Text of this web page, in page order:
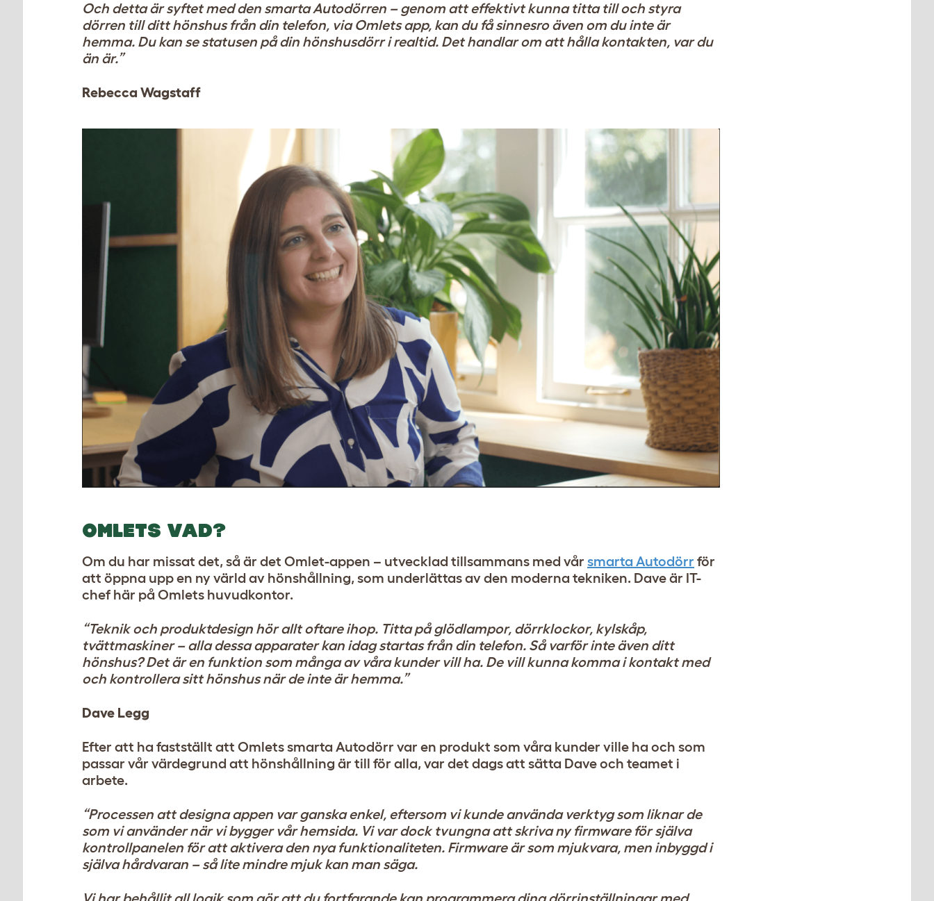
Och detta är syftet med den smarta Autodörren – genom att effektivt kunna titta till och styra
dörren till ditt hönshus från din telefon, via Omlets app, kan du få sinnesro även om du inte är
hemma. Du kan se statusen på din hönshusdörr i realtid. Det handlar om att hålla kontakten, var du
än är.”
Rebecca Wagstaff
OMLETS VAD?
Om du har missat det, så är det Omlet-appen – utvecklad tillsammans med vår smarta Autodörr för
att öppna upp en ny värld av hönshållning, som underlättas av den moderna tekniken. Dave är IT-
chef här på Omlets huvudkontor.
“Teknik och produktdesign hör allt oftare ihop. Titta på glödlampor, dörrklockor, kylskåp,
tvättmaskiner – alla dessa apparater kan idag startas från din telefon. Så varför inte även ditt
hönshus? Det är en funktion som många av våra kunder vill ha. De vill kunna komma i kontakt med
och kontrollera sitt hönshus när de inte är hemma.”
Dave Legg
Efter att ha fastställt att Omlets smarta Autodörr var en produkt som våra kunder ville ha och som
passar vår värdegrund att hönshållning är till för alla, var det dags att sätta Dave och teamet i
arbete.
“Processen att designa appen var ganska enkel, eftersom vi kunde använda verktyg som liknar de
som vi använder när vi bygger vår hemsida. Vi var dock tvungna att skriva ny firmware för själva
kontrollpanelen för att aktivera den nya funktionaliteten. Firmware är som mjukvara, men inbyggd i
själva hårdvaran – så lite mindre mjuk kan man säga.